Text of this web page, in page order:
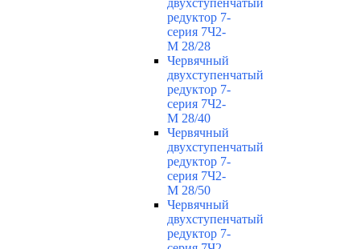
редуктор 7-
серия 7Ч2-
М 28/28
Червячный
двухступенчатый
редуктор 7-
серия 7Ч2-
М 28/40
Червячный
двухступенчатый
редуктор 7-
серия 7Ч2-
М 28/50
Червячный
двухступенчатый
редуктор 7-